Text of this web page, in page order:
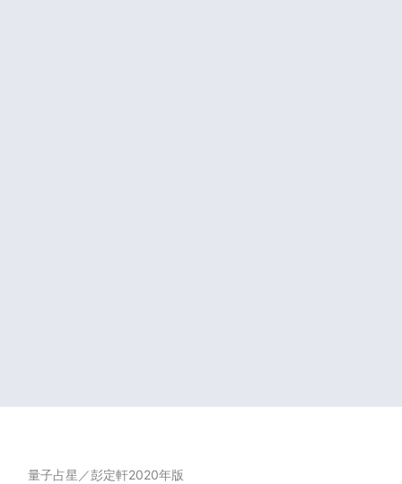
量子占星／彭定軒2020年版